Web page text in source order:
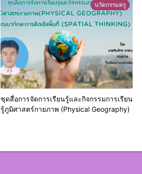
นวัตกรรมครู
ชุดสื่อการจัดการเรียนรู้และกิจกรรมการเรียน
รู้ภูมิศาสตร์กายภาพ (Physical Geography)